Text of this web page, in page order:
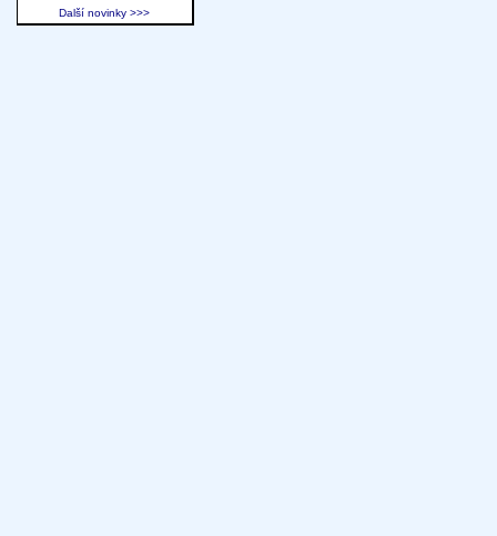
Další novinky >>>